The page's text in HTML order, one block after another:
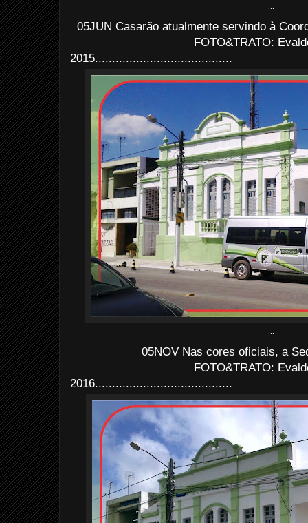
05JUN Casarão atualmente servindo à
FOTO&TRATO:
2015........................................
05NOV Nas cores oficiais, a
FOTO&TRATO:
2016........................................